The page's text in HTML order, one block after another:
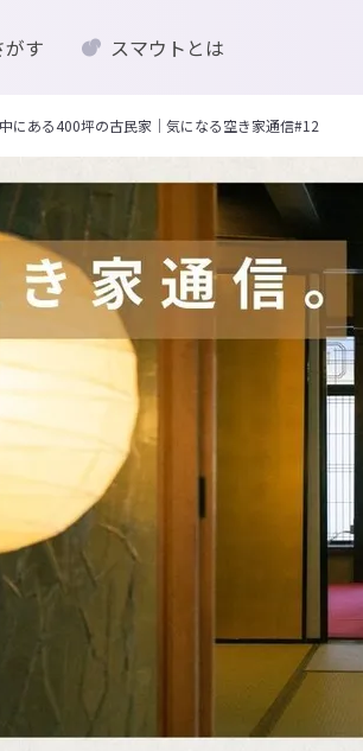
す スマウトとは
にある400坪の古民家｜気になる空き家通信#12